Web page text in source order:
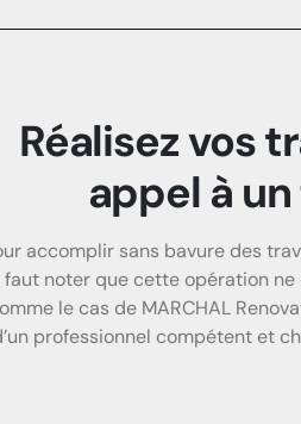
Réalisez vos
appel à
accomplir sans bavure des
faut noter que cette opération
le cas de MARCHAL
professionnel compétent et